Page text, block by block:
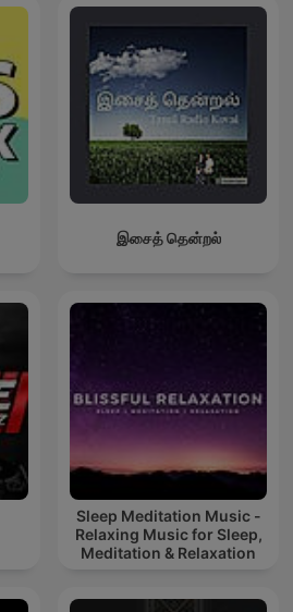
இசைத் தென்றல்
Sleep Meditation Music -
Relaxing Music for Sleep,
Meditation & Relaxation